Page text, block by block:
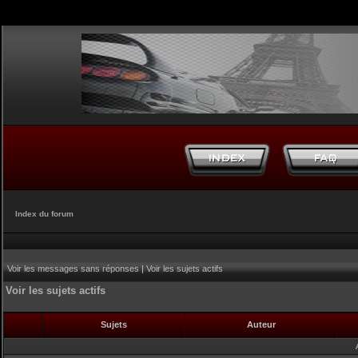
Index du forum
Voir les messages sans réponses|Voir les sujets actifs
Voir les sujets actifs
Sujets Auteur